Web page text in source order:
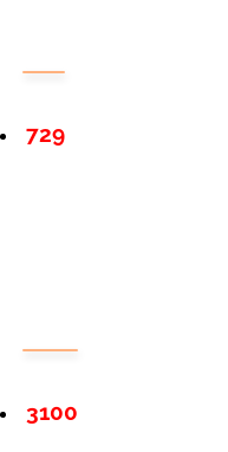
729
3100